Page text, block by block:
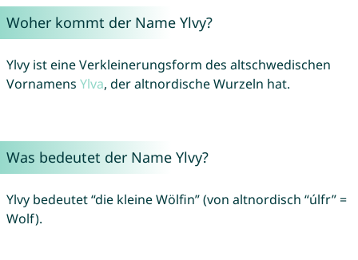
Woher kommt der Name Ylvy?
Ylvy ist eine Verkleinerungsform des altschwedischen
Vornamens Ylva, der altnordische Wurzeln hat.
Was bedeutet der Name Ylvy?
Ylvy bedeutet “die kleine Wölfin” (von altnordisch “úlfr” =
Wolf).